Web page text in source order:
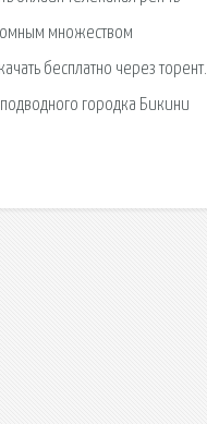
множеством
бесплатно через торент.
городка Бикини